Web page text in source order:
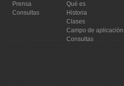
Prensa
Consultas
Qué es
Historia
Clases
Campo de aplicación
Consultas